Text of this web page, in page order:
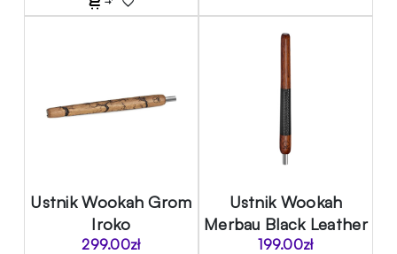
Ustnik Wookah Grom
Iroko
299.00zł
Ustnik Wookah
Merbau Black Leather
199.00zł